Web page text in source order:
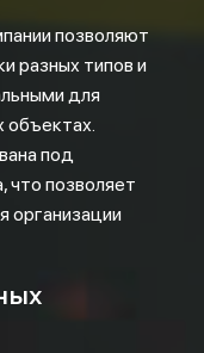
позволяют
разных типов и
для
объектах.
под
что позволяет
организации